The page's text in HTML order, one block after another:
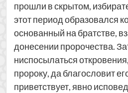
прошли в скрытом,
этот период образовался
основанный на братстве,
донесении пророчества.
ниспосылаться
пророку, да благословит
приветствует, явно